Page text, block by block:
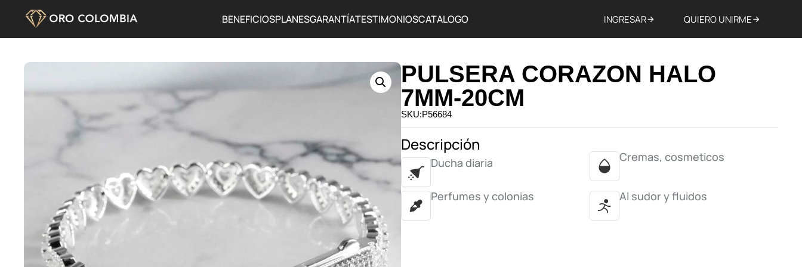
BENEFICIOSPLANESGARANTÍATESTIMONIOSCATALOGO INGRESAR QUIERO UNIRME
PULSERA CORAZON HALO
7MM-20CM
SKU:P56684
Descripción
Ducha diaria Cremas, cosmeticos
Perfumes y colonias Al sudor y fluidos